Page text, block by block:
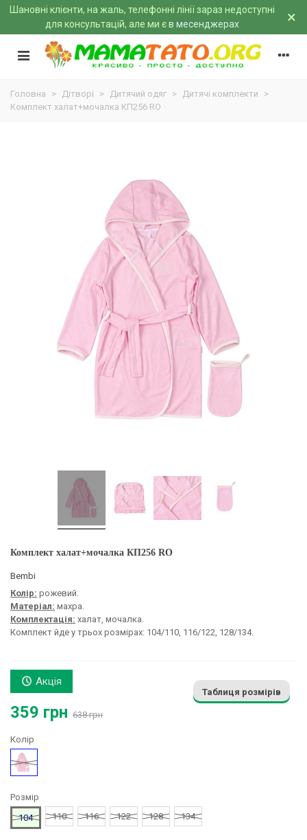
Шановні клієнти, на жаль, телефонні лінії зараз недоступні
для консультацій, але ми єв месенджерах ×
Головна > Дітворі > Дитячий одяг > Дитячі комплекти
>
Комплект халат+мочалка КП256 RO
Комплект халат+мочалка КП256 RO
Bembi
Колір: рожевий.
Матеріал: махра.
Комплектація: халат, мочалка.
Комплект йде у трьох розмірах: 104/110, 116/122, 128/134.
Акція
359 грн 638 грн
Таблиця розмірів
Колір
Рожевий
Розмір
104
110 116 122 128 134